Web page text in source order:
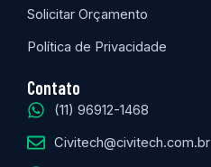
Solicitar Orçamento
Política de Privacidade
Contato
(11) 96912-1468
Civitech@civitech.com.br